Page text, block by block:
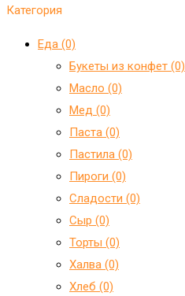
Категория
Еда (0)
Букеты из конфет (0)
Масло (0)
Мед (0)
Паста (0)
Пастила (0)
Пироги (0)
Сладости (0)
Сыр (0)
Торты (0)
Халва (0)
Хлеб (0)